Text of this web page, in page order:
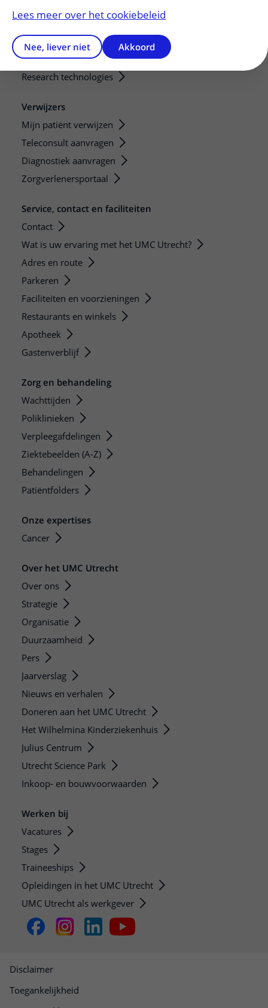
Strategic programs
Research groups
Researchers
Research technologies
Verwijzers
Mijn patiënt verwijzen
Teleconsult aanvragen
Diagnostiek aanvragen
Zorgverlenersportaal
Service, contact en faciliteiten
Contact
Wat is uw ervaring met het UMC Utrecht?
Adres en route
Parkeren
Faciliteiten en voorzieningen
Restaurants en winkels
Apotheek
Gastenverblijf
Zorg en behandeling
Wachttijden
Poliklinieken
Verpleegafdelingen
Ziektebeelden (A-Z)
Behandelingen
Patiëntfolders
Onze expertises
Cancer
Over het UMC Utrecht
Over ons
Strategie
Organisatie
Duurzaamheid
Pers
Jaarverslag
Nieuws en verhalen
Doneren aan het UMC Utrecht
Het Wilhelmina Kinderziekenhuis
Julius Centrum
Utrecht Science Park
Inkoop- en bouwvoorwaarden
Werken bij
Vacatures
Stages
Traineeships
Opleidingen in het UMC Utrecht
UMC Utrecht als werkgever
Disclaimer
Toegankelijkheid
Lees meer over het cookiebeleid
Nee, liever niet Akkoord